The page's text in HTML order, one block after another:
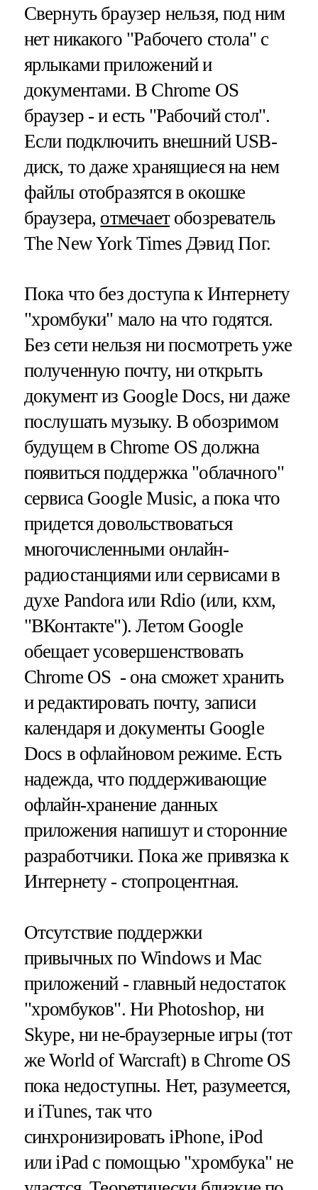
Свернуть браузер нельзя, под ним
нет никакого "Рабочего стола" с
ярлыками приложений и
документами. В Chrome OS
браузер - и есть "Рабочий стол".
Если подключить внешний USB-
диск, то даже хранящиеся на нем
файлы отобразятся в окошке
браузера, отмечаетобозреватель
The New York Times Дэвид Пог.
Пока что без доступа к Интернету
"хромбуки" мало на что годятся.
Без сети нельзя ни посмотреть уже
полученную почту, ни открыть
документ из Google Docs, ни даже
послушать музыку. В обозримом
будущем в Chrome OS должна
появиться поддержка "облачного"
сервиса Google Music, а пока что
придется довольствоваться
многочисленными онлайн-
радиостанциями или сервисами в
духе Pandora или Rdio (или, кхм,
"ВКонтакте"). Летом Google
обещает усовершенствовать
Chrome OS - она сможет хранить
и редактировать почту, записи
календаря и документы Google
Docs в офлайновом режиме. Есть
надежда, что поддерживающие
офлайн-хранение данных
приложения напишут и сторонние
разработчики. Пока же привязка к
Интернету - стопроцентная.
Отсутствие поддержки
привычных по Windows и Mac
приложений - главный недостаток
"хромбуков". Ни Photoshop, ни
Skype, ни не-браузерные игры (тот
же World of Warcraft) в Chrome OS
пока недоступны. Нет, разумеется,
и iTunes, так что
синхронизировать iPhone, iPod
или iPad с помощью "хромбука" не